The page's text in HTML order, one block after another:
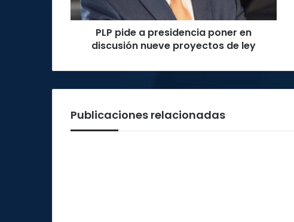
nueve
proyectos
PLP pide a presidencia poner en
discusión nueve proyectos de ley
Publicaciones relacionadas